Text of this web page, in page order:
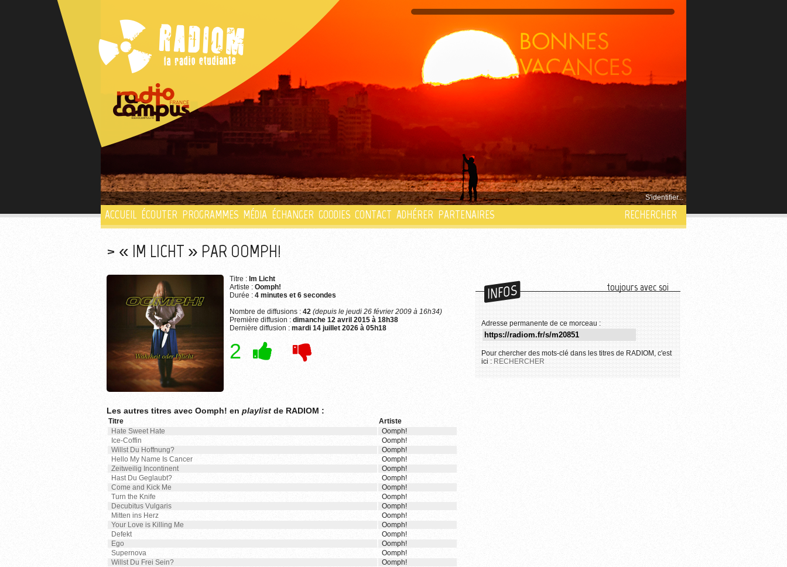
S'identifier...
ACCUEIL ÉCOUTER PROGRAMMES MÉDIA ÉCHANGER GOODIES CONTACT ADHÉRER PARTENAIRES RECHERCHER
« IM LICHT » PAR OOMPH!
Titre : Im Licht
Artiste : Oomph!
Durée : 4 minutes et 6 secondes
Nombre de diffusions : 42 (depuis le jeudi 26 février 2009 à 16h34)
Première diffusion : dimanche 12 avril 2015 à 18h38
Dernière diffusion : mardi 14 juillet 2026 à 05h18
2
Les autres titres avec Oomph! en playlist de RADIOM :
Titre
Artiste
Hate Sweet Hate
Oomph!
Ice-Coffin
Oomph!
Willst Du Hoffnung?
Oomph!
Hello My Name Is Cancer
Oomph!
Zeitweilig Incontinent
Oomph!
Hast Du Geglaubt?
Oomph!
Come and Kick Me
Oomph!
Turn the Knife
Oomph!
Decubitus Vulgaris
Oomph!
Mitten ins Herz
Oomph!
Your Love is Killing Me
Oomph!
Defekt
Oomph!
Ego
Oomph!
Supernova
Oomph!
Willst Du Frei Sein?
Oomph!
INFOS toujours avec soi
Adresse permanente de ce morceau :
Pour chercher des mots-clé dans les titres de RADIOM, c'est
ici : RECHERCHER